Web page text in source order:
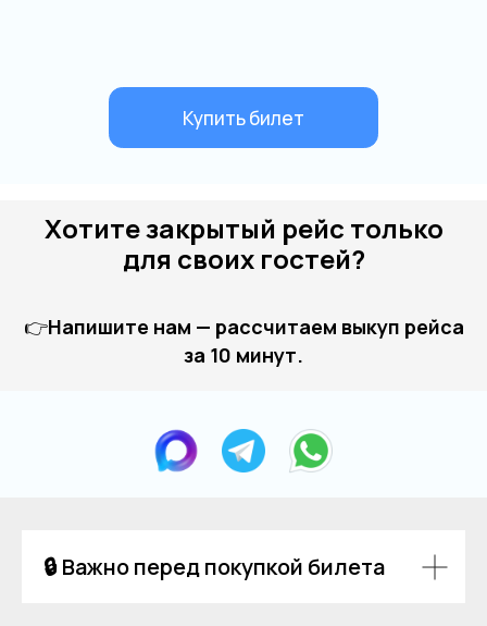
Хотите закрытый рейс только
для своих гостей?
👉Напишите нам — рассчитаем выкуп рейса
за 10 минут.
🔒 Важно перед покупкой билета